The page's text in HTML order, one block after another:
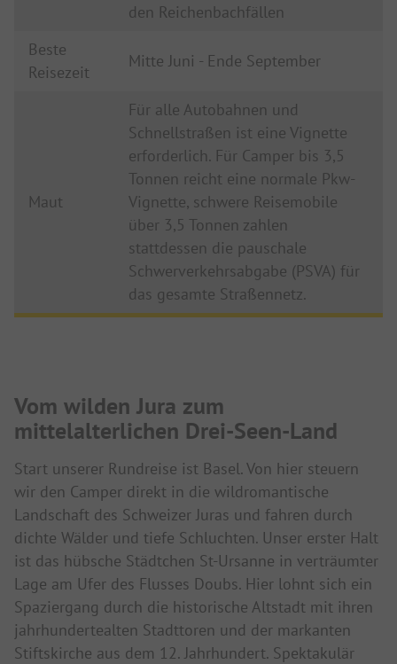
den Reichenbachfällen
Beste
Reisezeit
Mitte Juni - Ende September
Maut
Für alle Autobahnen und
Schnellstraßen ist eine Vignette
erforderlich. Für Camper bis 3,5
Tonnen reicht eine normale Pkw-
Vignette, schwere Reisemobile
über 3,5 Tonnen zahlen
stattdessen die pauschale
Schwerverkehrsabgabe (PSVA) für
das gesamte Straßennetz.
Vom wilden Jura zum
mittelalterlichen Drei-Seen-Land
Start unserer Rundreise ist Basel. Von hier steuern
wir den Camper direkt in die wildromantische
Landschaft des Schweizer Juras und fahren durch
dichte Wälder und tiefe Schluchten. Unser erster Halt
ist das hübsche Städtchen St-Ursanne in verträumter
Lage am Ufer des Flusses Doubs. Hier lohnt sich ein
Spaziergang durch die historische Altstadt mit ihren
jahrhundertealten Stadttoren und der markanten
Stiftskirche aus dem 12. Jahrhundert. Spektakulär